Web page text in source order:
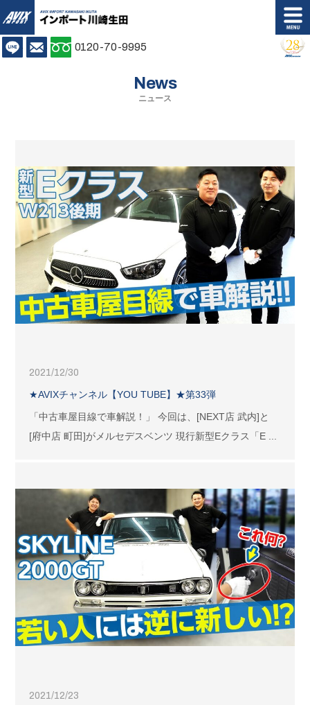
AVIX IMPORT
LINE お問い合わせ
0120-70-9995
Back Order
バックオーダー
Purchase Plan
購入プラン
Insurance Repair
保証修理
Maintenance
メンテナンス
Body Coating
ボディコーティング
Trade In
買取無料査定
News
ニュース
2021/12/30
★AVIXチャンネル【YOU TUBE】★第33弾
「中古車屋目線で車解説！」 今回は、[NEXT店 武内]と
[府中店 町田]がメルセデスベンツ 現行新型Eクラス「E ...
2021/12/23